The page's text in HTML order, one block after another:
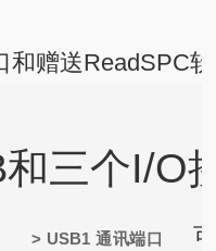
和赠送ReadSPC
三个I/O
> USB1 通讯端口
可